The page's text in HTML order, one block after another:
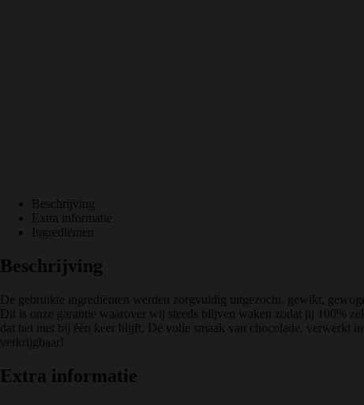
Beschrijving
Extra informatie
Ingrediënten
Beschrijving
De gebruikte ingrediënten werden zorgvuldig uitgezocht, gewikt,
Dit is onze garantie waarover wij steeds blijven waken zodat jij 100%
dat het niet bij één keer blijft. De volle smaak van chocolade, verwerkt
verkrijgbaar!
Extra informatie